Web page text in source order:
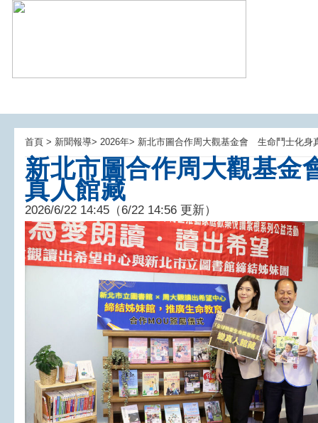
首頁 > 新聞報導> 2026年> 新北市圖合作周大觀基金會 生命鬥士化身
新北市圖合作周大觀基
真人館藏
2026/6/22 14:45（6/22 14:56 更新）